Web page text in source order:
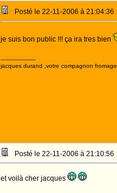
Posté le 22-11-2006 à 21:04:36
je suis bon public !!! ça ira tres bien
--------------------
jacques durand ,votre compagnon
Posté le 22-11-2006 à 21:10:56
et voilà cher jacques